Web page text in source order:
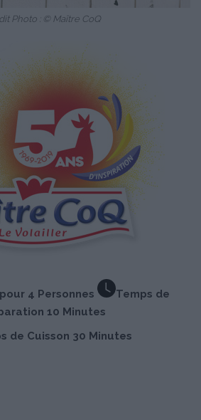
Photo : © Maître CoQ
4 Personnes
Temps de
10 Minutes
de Cuisson 30 Minutes